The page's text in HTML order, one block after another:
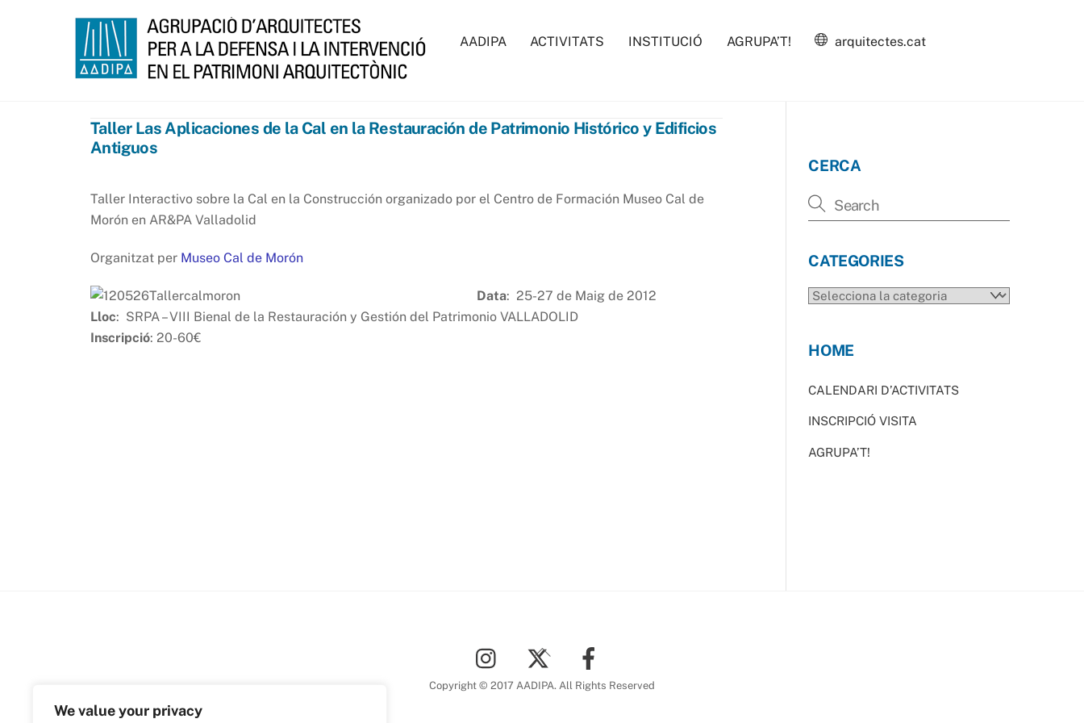
We value your privacy
AADIPA ACTIVITATS INSTITUCIÓ AGRUPA’T! arquitectes.cat
Taller Las Aplicaciones de la Cal en la Restauración de Patrimonio Histórico y Edificios
Antiguos
Taller Interactivo sobre la Cal en la Construcción organizado por el Centro de Formación Museo Cal de
Morón en AR&PA Valladolid
Organitzat per Museo Cal de Morón
Data: 25-27 de Maig de 2012
Lloc: SRPA – VIII Bienal de la Restauración y Gestión del Patrimonio VALLADOLID
Inscripció: 20-60€
CERCA
CATEGORIES
CATEGORIES
HOME
CALENDARI D’ACTIVITATS
INSCRIPCIÓ VISITA
AGRUPA’T!
To
Top
Copyright © 2017 AADIPA. All Rights Reserved